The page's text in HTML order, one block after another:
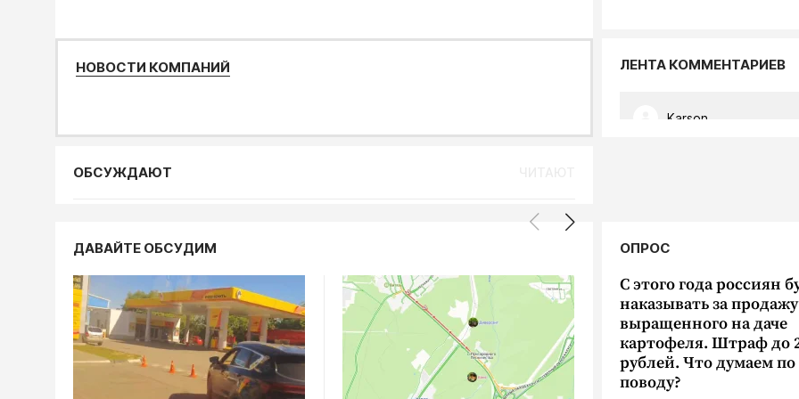
НОВОСТИ КОМПАНИЙ ЛЕНТА КОММЕНТАРИЕВ
Karson
ветер: на Калугу надвигается
07.08, 19:26
Karson
очень продвинутая бабка в
ОБСУЖДАЮТ
архитектор Киреев и
митрополит Климент
07.08, 05:00 10
Общество
ДАВАЙТЕ ОБСУДИМ ОПРОС
С этого года россиян
наказывать за продажу
выращенного на даче
картофеля. Штраф до
рублей. Что думаем по
поводу?